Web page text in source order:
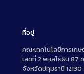
ที่อยู่
คณะเทคโนโลยีการเก
เลขที่ 2 พหลโยธิน 87
จังหวัดปทุมธานี 12130